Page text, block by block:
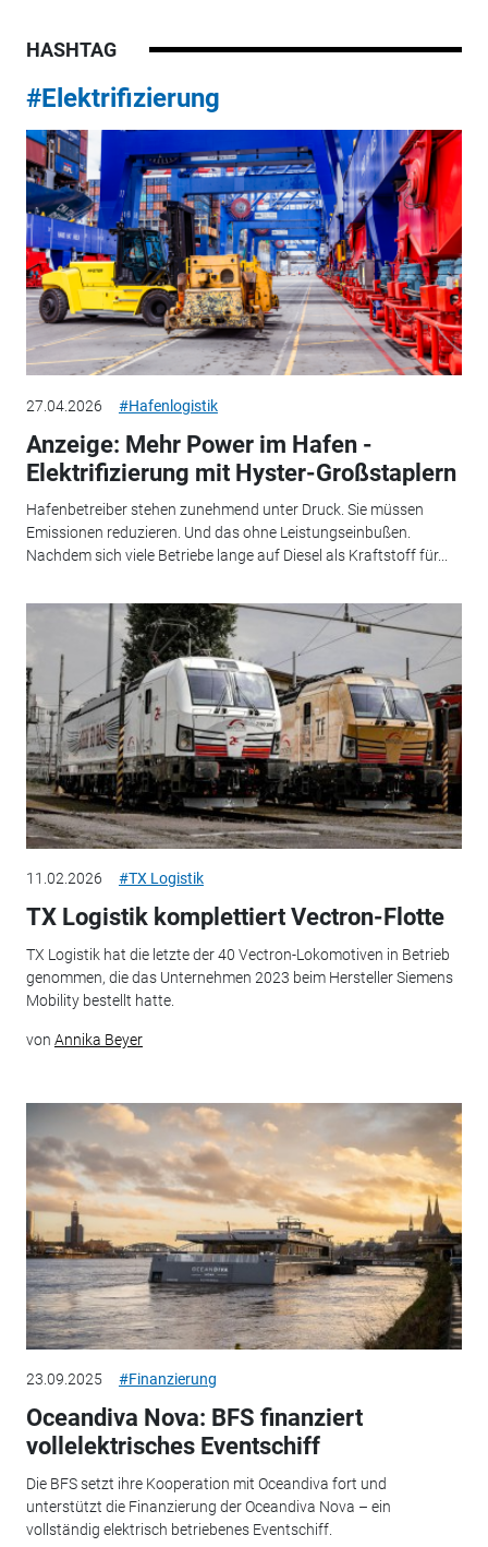
HASHTAG
#Elektrifizierung
27.04.2026 #Hafenlogistik
Anzeige: Mehr Power im Hafen -
Elektrifizierung mit Hyster-Großstaplern
Hafenbetreiber stehen zunehmend unter Druck. Sie müssen
Emissionen reduzieren. Und das ohne Leistungseinbußen.
Nachdem sich viele Betriebe lange auf Diesel als Kraftstoff für...
11.02.2026 #TX Logistik
TX Logistik komplettiert Vectron-Flotte
TX Logistik hat die letzte der 40 Vectron-Lokomotiven in Betrieb
genommen, die das Unternehmen 2023 beim Hersteller Siemens
Mobility bestellt hatte.
von Annika Beyer
23.09.2025 #Finanzierung
Oceandiva Nova: BFS finanziert
vollelektrisches Eventschiff
Die BFS setzt ihre Kooperation mit Oceandiva fort und
unterstützt die Finanzierung der Oceandiva Nova – ein
vollständig elektrisch betriebenes Eventschiff.